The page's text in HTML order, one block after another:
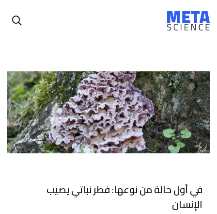
في أول حالة من نوعها: فطر نباتي يصيب
الإنسان